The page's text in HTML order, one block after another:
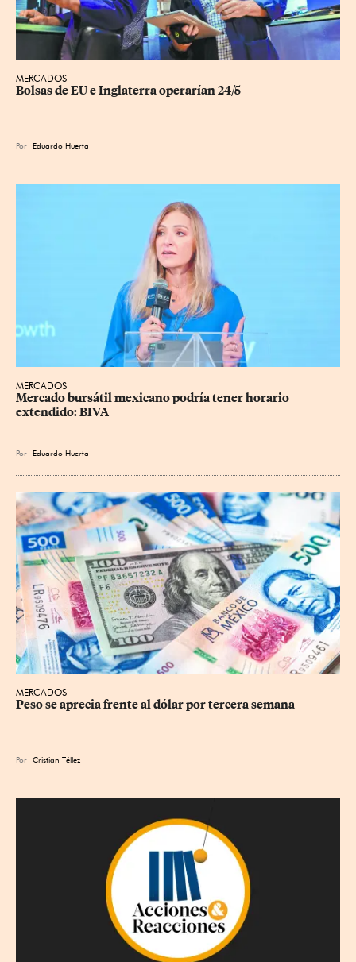
MERCADOS
Bolsas de EU e Inglaterra operarían 24/5
Por Eduardo Huerta
MERCADOS
Mercado bursátil mexicano podría tener horario
extendido: BIVA
Por Eduardo Huerta
MERCADOS
Peso se aprecia frente al dólar por tercera semana
Por Cristian Téllez